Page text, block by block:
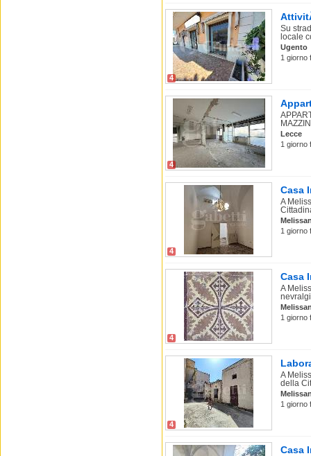
4
Su
locale
Ugento
1 giorno
4
Lecce
1 giorno
4
Casa
A
1 giorno
4
Casa
A
1 giorno
4
A
della
1 giorno
Casa